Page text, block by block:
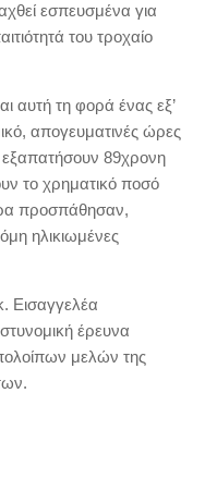
εσπευσμένα για
του τροχαίο
αυτή τη φορά ένας εξ’
απογευματινές ώρες
89χρονη
το χρηματικό ποσό
προσπάθησαν,
ηλικιωμένες
Εισαγγελέα
έρευνα
μελών της